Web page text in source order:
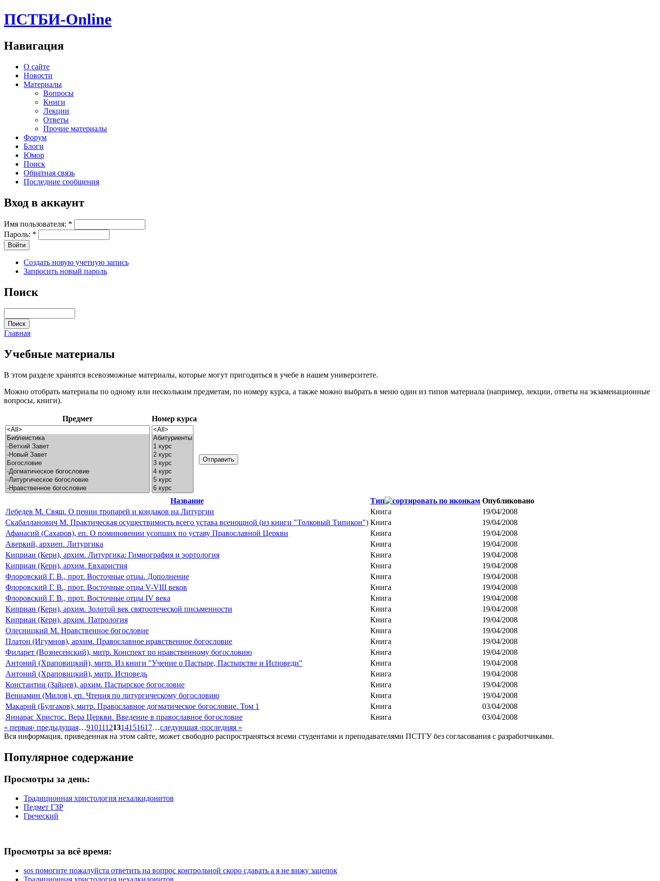
ПСТБИ-Online
Навигация
О сайте
Новости
Материалы
Вопросы
Книги
Лекции
Ответы
Прочие материалы
Форум
Блоги
Юмор
Поиск
Обратная связь
Последние сообщения
Вход в аккаунт
Имя пользователя: *
Пароль: *
Создать новую учетную запись
Запросить новый пароль
Поиск
Главная
Учебные материалы
В этом разделе хранятся всевозможные материалы, которые могут пригодиться в учебе в нашем университете.
Можно отобрать материалы по одному или нескольким предметам, по номеру курса, а также можно выбрать в меню один из типов материала (например, лекции, ответы на экзаменационные
вопросы, книги).
Предмет Номер курса
Название Тип
Опубликовано
Лебедев М. Свящ. О пении тропарей и кондаков на Литургии
Книга
19/04/2008
Скабалланович М. Практическая осуществимость всего устава всенощной (из книги "Толковый Типикон") Книга
19/04/2008
Афанасий (Сахаров), еп. О поминовении усопших по уставу Православной Церкви
Книга
19/04/2008
Аверкий, архиеп. Литургика
Книга
19/04/2008
Киприан (Керн), архим. Литургика: Гимнография и эортология
Книга
19/04/2008
Киприан (Керн), архим. Евхаристия
Книга
19/04/2008
Флоровский Г. В., прот. Восточные отцы. Дополнение
Книга
19/04/2008
Флоровский Г. В., прот. Восточные отцы V-VIII веков
Книга
19/04/2008
Флоровский Г. В., прот. Восточные отцы IV века
Книга
19/04/2008
Киприан (Керн), архим. Золотой век святоотеческой письменности
Книга
19/04/2008
Киприан (Керн), архим. Патрология
Книга
19/04/2008
Олесницкий М. Нравственное богословие
Книга
19/04/2008
Платон (Игумнов), архим. Православное нравственное богословие
Книга
19/04/2008
Филарет (Вознесенский), митр. Конспект по нравственному богословию
Книга
19/04/2008
Антоний (Храповицкий), митр. Из книги "Учение о Пастыре, Пастырстве и Исповеди"
Книга
19/04/2008
Антоний (Храповицкий), митр. Исповедь
Книга
19/04/2008
Константин (Зайцев), архим. Пастырское богословие
Книга
19/04/2008
Вениамин (Милов), еп. Чтения по литургическому богословию
Книга
19/04/2008
Макарий (Булгаков), митр. Православное догматическое богословие. Том 1
Книга
03/04/2008
Яннарас Христос. Вера Церкви. Введение в православное богословие
Книга
03/04/2008
« первая‹ предыдущая…91011121314151617…следующая ›последняя »
Вся информация, приведенная на этом сайте, может свободно распространяться всеми студентами и преподавателями ПСТГУ без согласования с разработчиками.
Популярное содержание
Просмотры за день:
Традиционная христология нехалкидонитов
Педмет ГЗР
Греческий
Просмотры за всё время:
sos помогите пожалуйста ответить на вопрос контрольной скоро сдавать а я не вижу зацепок